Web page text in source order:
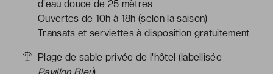
d'eau douce de 25 mètres
Ouvertes de 10h à 18h (selon la saison)
Transats et serviettes à disposition gratuitement
Plage de sable privée de l'hôtel (labellisée